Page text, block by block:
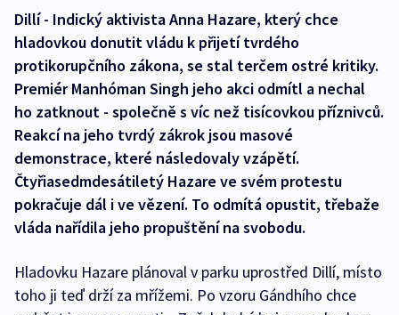
Dillí - Indický aktivista Anna Hazare, který chce
hladovkou donutit vládu k přijetí tvrdého
protikorupčního zákona, se stal terčem ostré kritiky.
Premiér Manhóman Singh jeho akci odmítl a nechal
ho zatknout - společně s víc než tisícovkou příznivců.
Reakcí na jeho tvrdý zákrok jsou masové
demonstrace, které následovaly vzápětí.
Čtyřiasedmdesátiletý Hazare ve svém protestu
pokračuje dál i ve vězení. To odmítá opustit, třebaže
vláda nařídila jeho propuštění na svobodu.
Hladovku Hazare plánoval v parku uprostřed Dillí, místo
toho ji teď drží za mřížemi. Po vzoru Gándhího chce